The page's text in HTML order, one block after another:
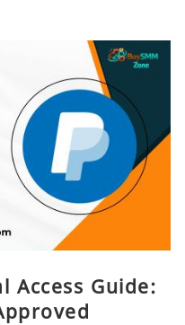
Access Guide: